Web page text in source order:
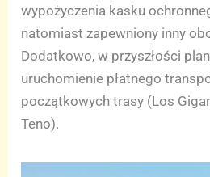
wypożyczenia kasku
natomiast zapewniony inny
Dodatkowo, w przyszłości
uruchomienie płatnego
początkowych trasy (Los
Teno).